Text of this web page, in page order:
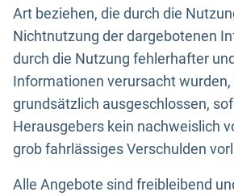
Art beziehen, die durch die
Nichtnutzung der dargebotenen
durch die Nutzung fehlerhafter
Informationen verursacht wurden,
grundsätzlich ausgeschlossen,
Herausgebers kein nachweislich
grob fahrlässiges Verschulden
Alle Angebote sind freibleibend